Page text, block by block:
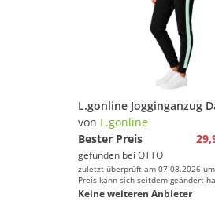
von L.gonline
Bester Preis
gefunden bei OTTO
zuletzt überprüft am 07.08.2026
Preis kann sich seitdem geändert
Keine weiteren Anbieter